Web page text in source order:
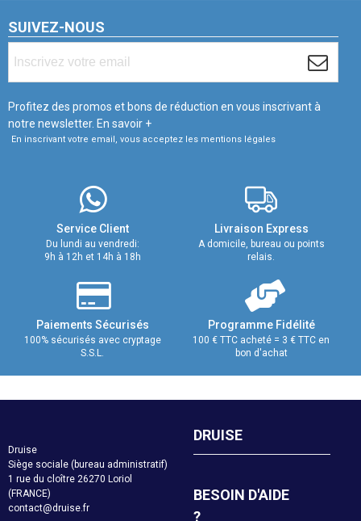
SUIVEZ-NOUS
Profitez des promos et bons de réduction en vous inscrivant à
notre newsletter. En savoir +
En inscrivant votre email, vous acceptez les mentions légales
Service Client
Du lundi au vendredi:
9h à 12h et 14h à 18h
Livraison Express
A domicile, bureau ou points
relais.
Paiements Sécurisés
100% sécurisés avec cryptage
S.S.L.
Programme Fidélité
100 € TTC acheté = 3 € TTC en
bon d'achat
Druise
Siège sociale (bureau administratif)
1 rue du cloître 26270 Loriol
(FRANCE)
contact@druise.fr
DRUISE
BESOIN D'AIDE
?